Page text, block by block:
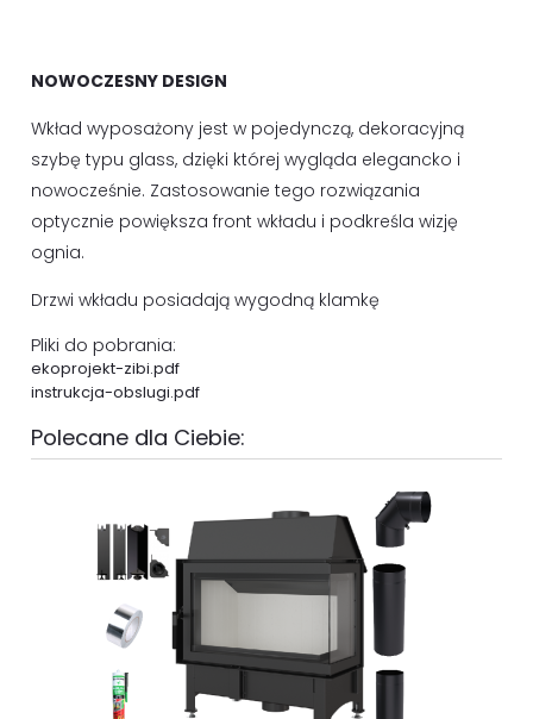
NOWOCZESNY DESIGN
Wkład wyposażony jest w pojedynczą, dekoracyjną
szybę typu glass, dzięki której wygląda elegancko i
nowocześnie. Zastosowanie tego rozwiązania
optycznie powiększa front wkładu i podkreśla wizję
ognia.
Drzwi wkładu posiadają wygodną klamkę
Pliki do pobrania:
ekoprojekt-zibi.pdf
instrukcja-obslugi.pdf
Polecane dla Ciebie: